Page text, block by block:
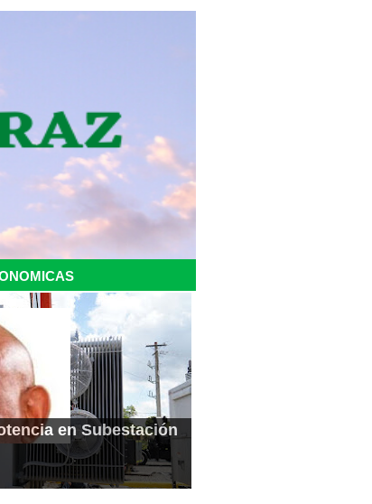
en Subestación